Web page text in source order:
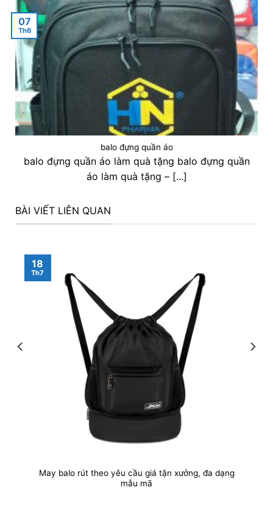
balo đựng quần áo
balo đựng quần áo làm quà tặng balo đựng quần
áo làm quà tặng – [...]
07
Th6
BÀI VIẾT LIÊN QUAN
May balo rút theo yêu cầu giá tận xưởng, đa dạng
mẫu mã
18
Th7